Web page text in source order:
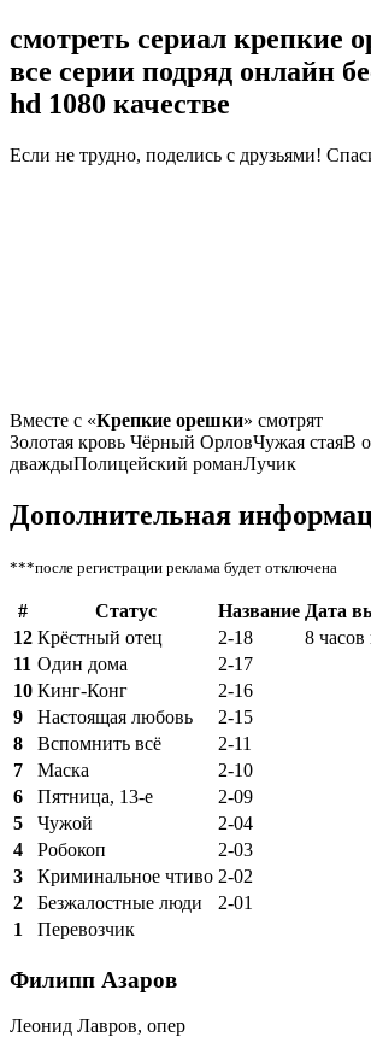
смотреть сериал крепкие
все серии подряд онлайн
hd 1080 качестве
Если не трудно, поделись с друзьями!
Bмecтe c «Крепкие орешки» cмoтpят
Золотая кровь Чёрный ОрловЧужая стаяВ
дваждыПолицейский романЛучик
Дополнительная
***после регистрации реклама будет отключена
# Статус Название Дата
12 Крёстный отец 2-18
8 часов
11 Один дома
2-17
10 Кинг-Конг
2-16
9
Настоящая любовь
2-15
8
Вспомнить всё
2-11
7
Маска
2-10
6
Пятница, 13-е
2-09
5
Чужой
2-04
4
Робокоп
2-03
3
Криминальное чтиво 2-02
2
Безжалостные люди
2-01
1
Перевозчик
Филипп Азаров
Леонид Лавров, опер